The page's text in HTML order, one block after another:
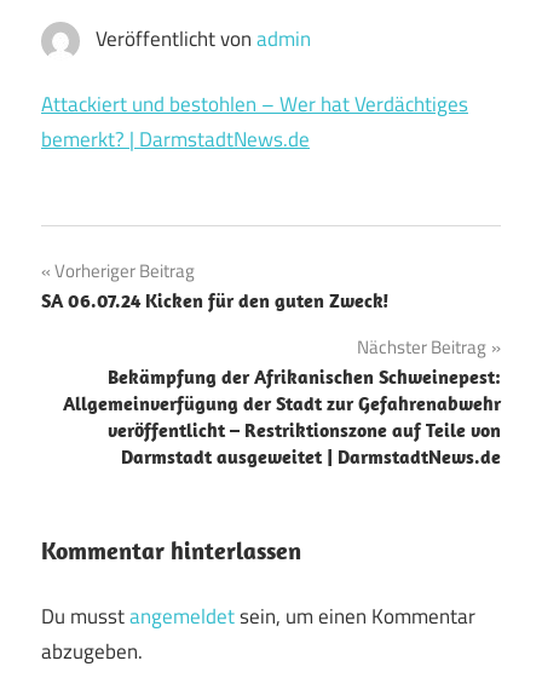
Darmstadt
Veröffentlicht vonadmin
Attackiert und bestohlen – Wer hat Verdächtiges
bemerkt? | DarmstadtNews.de
Beitragsnavigation
Vorheriger Beitrag
SA 06.07.24 Kicken für den guten Zweck!
Nächster Beitrag
Bekämpfung der Afrikanischen Schweinepest:
Allgemeinverfügung der Stadt zur Gefahrenabwehr
veröffentlicht – Restriktionszone auf Teile von
Darmstadt ausgeweitet | DarmstadtNews.de
Kommentar hinterlassen
Du musstangemeldetsein, um einen Kommentar
abzugeben.